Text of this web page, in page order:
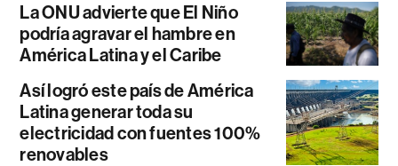
La ONU advierte que El Niño
podría agravar el hambre en
América Latina y el Caribe
Así logró este país de América
Latina generar toda su
electricidad con fuentes 100%
renovables